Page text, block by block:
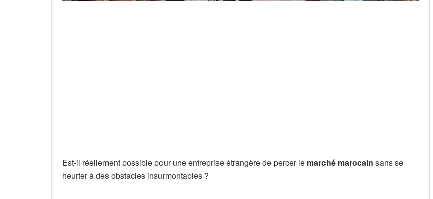
Est-il réellement possible pour une entreprise étrangère de percer le marché marocain sans se
heurter à des obstacles insurmontables ?